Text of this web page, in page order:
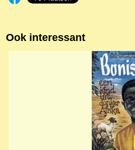
Ook interessant